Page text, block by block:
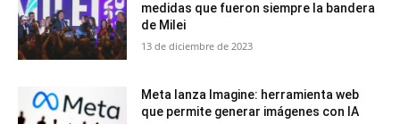
medidas que fueron siempre la bandera
de Milei
13 de diciembre de 2023
Meta lanza Imagine: herramienta web
que permite generar imágenes con IA